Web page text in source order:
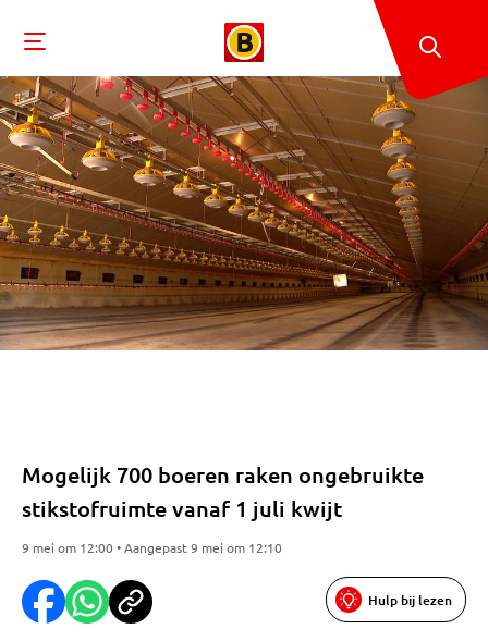
Mogelijk 700 boeren raken ongebruikte
stikstofruimte vanaf 1 juli kwijt
9 mei om 12:00 • Aangepast 9 mei om 12:10
Hulp bij lezen